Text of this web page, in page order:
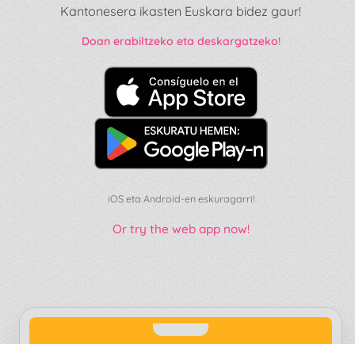
Kantonesera ikasten Euskara bidez gaur!
Doan erabiltzeko eta deskargatzeko!
iOS eta Android-en eskuragarri!
Or try the web app now!